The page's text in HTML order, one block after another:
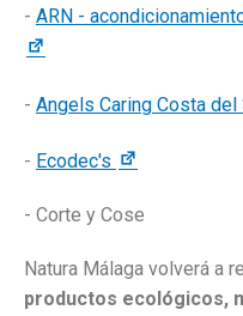
- ARN -
- Angels Caring Costa del
- Ecodec's
- Corte y Cose
Natura Málaga volverá a
productos ecológicos,